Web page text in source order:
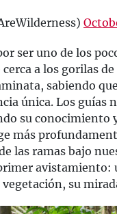
ser uno de los
a los gorilas
sabiendo
única. Los guías
su conocimiento
más
las ramas bajo
avistamiento:
vegetación, su